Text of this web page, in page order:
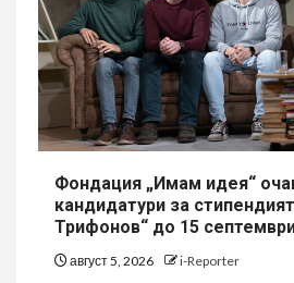
Фондация „Имам идея“
кандидатури за
Трифонов“ до 15
август 5, 2026 i-Reporter